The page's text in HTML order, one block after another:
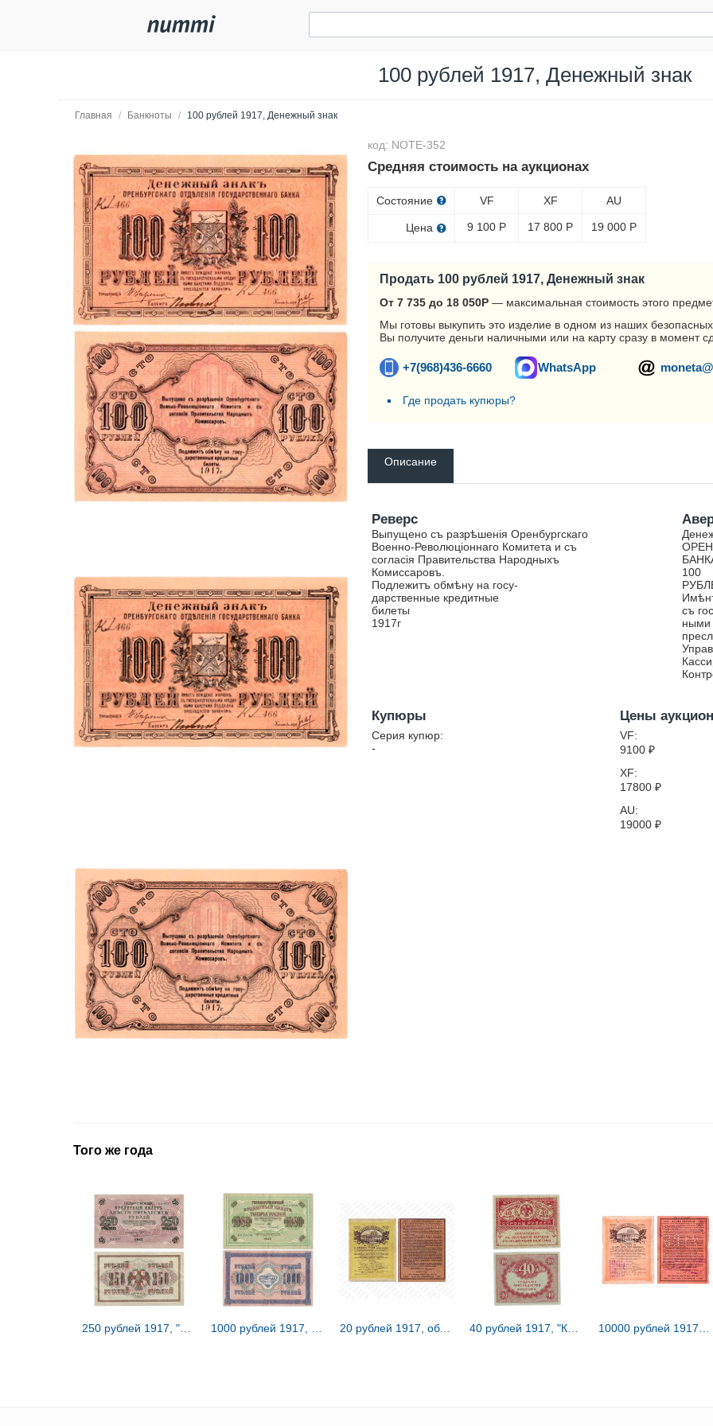
100 рублей 1917, Денежный знак
Главная / Банкноты / 100 рублей 1917, Денежный знак
код: NOTE-352
Средняя стоимость на аукционах
Состояние
Цена
VF
9 100 Р
XF
17 800 Р
AU
19 000 Р
Продать 100 рублей 1917, Денежный знак
От 7 735 до 18 050Р — максимальная стоимость этого
Мы готовы выкупить это изделие в одном из наших
Вы получите деньги наличными или на карту сразу в момент
+7(968)436-6660 WhatsApp
Где продать купюры?
Описание
Реверс
Выпущено съ разрѣшенія Оренбургскаго
Военно-Революціоннаго Комитета и съ
согласія Правительства Народныхъ
Комиссаровъ.
Подлежитъ обмѣну на госу-
дарственные кредитные
билеты
1917г
100
съ
ными
Купюры
Серия купюр:
-
Цены
VF:
9100 ₽
XF:
17800 ₽
AU:
19000 ₽
Того же года
20 рублей 1917, облигации "Займ свободы" 40 рублей 1917, "Керенки"